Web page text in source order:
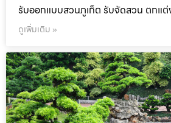
รับออกแบบสวนภูเก็ต รับจัดสวน ตกแ
ดูเพิ่มเติม »